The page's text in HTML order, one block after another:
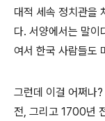
대적 세속 정치관을
다. 서양에서는 말이
여서 한국 사람들도
그런데 이걸 어쩌나
전, 그리고 1700년